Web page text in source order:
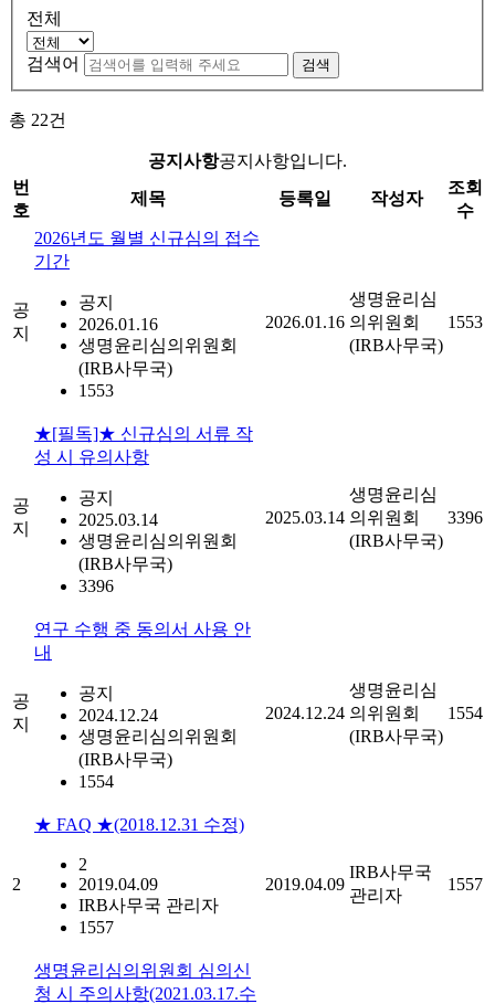
전체
검색어 검색
총 22건
공지사항공지사항입니다.
번
호
제목 등록일 작성자
조회
수
공
지
2026년도 월별 신규심의 접수
기간
공지
2026.01.16
생명윤리심의위원회
(IRB사무국)
1553
2026.01.16
생명윤리심
의위원회
(IRB사무국)
1553
공
지
★[필독]★ 신규심의 서류 작
성 시 유의사항
공지
2025.03.14
생명윤리심의위원회
(IRB사무국)
3396
2025.03.14
생명윤리심
의위원회
(IRB사무국)
3396
공
지
연구 수행 중 동의서 사용 안
내
공지
2024.12.24
생명윤리심의위원회
(IRB사무국)
1554
2024.12.24
생명윤리심
의위원회
(IRB사무국)
1554
2
★ FAQ ★(2018.12.31 수정)
2
2019.04.09
IRB사무국 관리자
1557
2019.04.09
IRB사무국
관리자
1557
생명윤리심의위원회 심의신
청 시 주의사항(2021.03.17.수